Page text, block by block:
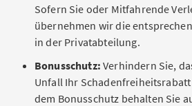
Sofern Sie oder Mitfahrende
übernehmen wir die
in der Privatabteilung.
Bonusschutz: Verhindern Sie,
Unfall Ihr
dem Bonusschutz behalten Sie